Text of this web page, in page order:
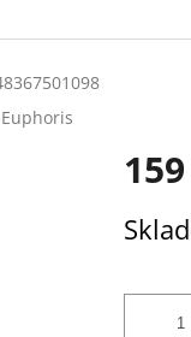
Euphoris
cena: